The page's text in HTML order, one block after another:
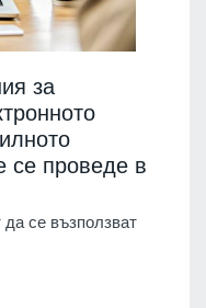
за
се проведе в
да се възползват